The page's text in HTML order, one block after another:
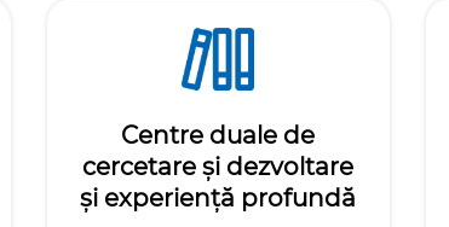
Centre duale de
cercetare și dezvoltare
și experiență profundă